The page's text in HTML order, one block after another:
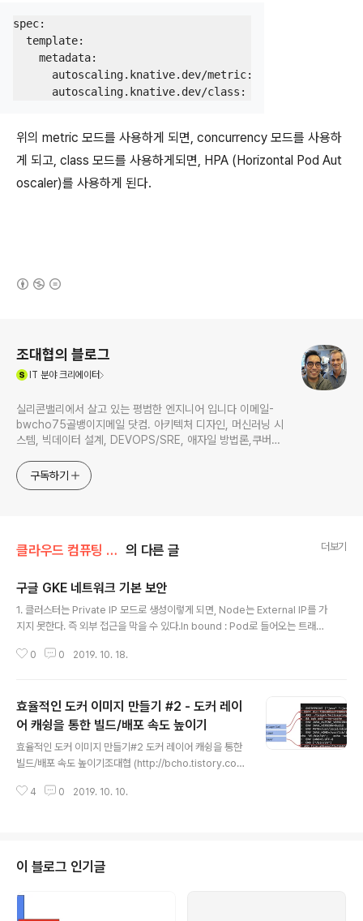
spec:
template:
metadata:
autoscaling.knative.dev/metric:
autoscaling.knative.dev/class:
위의 metric 모드를 사용하게 되면, concurrency 모드를 사용하
게 되고, class 모드를 사용하게되면, HPA (Horizontal Pod Aut
oscaler)를 사용하게 된다.
조대협의 블로그
IT 분야 크리에이터
실리콘밸리에서 살고 있는 평범한 엔지니어 입니다 이메일-
bwcho75골뱅이지메일 닷컴. 아키텍처 디자인, 머신러닝 시
스템, 빅데이터 설계, DEVOPS/SRE, 애자일 방법론,쿠버네
한 기술 멘토링과 강의 진행합니다. Linkedin :
https://www.linkedin.com/in/terrycho75/
구독하기
클라우드 컴퓨팅 & NoSQL/도커 & 쿠버네티스 의 다른 글 더보기
구글 GKE 네트워크 기본 보안
1. 클러스터는 Private IP 모드로 생성이렇게 되면, Node는 External IP를 가
지지 못한다. 즉 외부 접근을 막을 수 있다.In bound : Pod로 들어오는 트래픽
bound : Cloud NAT를 설정하면 된다.2. Master Node에 대한 접근 제안
0 0 2019. 10. 18.
효율적인 도커 이미지 만들기 #2 - 도커 레이
어 캐슁을 통한 빌드/배포 속도 높이기
효율적인 도커 이미지 만들기#2 도커 레이어 캐슁을 통한
빌드/배포 속도 높이기조대협 (http://bcho.tistory.co
의 이미지는 여러개의 레이어로 되어 있다. 아래와 같은 자
LE} app.jarENTRYPOINT ["java","-jar","/app.jar"]
이 이미지가 어떤 레이어로 구성되어 있는지를 보려면 %d
ocker history {컨테이너 이미지명} 을 실행하면 이미지
4 0 2019. 10. 10.
이 블로그 인기글